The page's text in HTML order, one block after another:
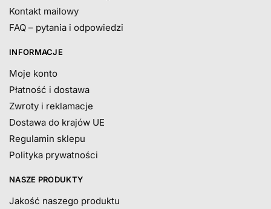
Kontakt mailowy
FAQ – pytania i odpowiedzi
INFORMACJE
Moje konto
Płatność i dostawa
Zwroty i reklamacje
Dostawa do krajów UE
Regulamin sklepu
Polityka prywatności
NASZE PRODUKTY
Jakość naszego produktu